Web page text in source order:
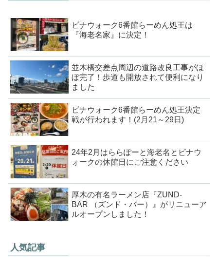
ビナウォーク6番館らーめん処王は
『海老名家』に決定！
並木橋交差点周辺の道路改良工事がほ
ぼ完了！歩道も開放されて便利になり
ました
ビナウォーク6番館らーめん処王決定
戦が行われます！(2月21～29日)
24年2月はららぽーと海老名とビナウ
ォークの休館日にご注意ください
厚木の有名ラーメン店『ZUND-
BAR （ズンド・バー）』がリニューア
ルオープンしました！
人気記事